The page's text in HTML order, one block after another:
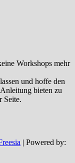
Workshops mehr
und hoffe den
bieten zu
Seite.
| Powered by: